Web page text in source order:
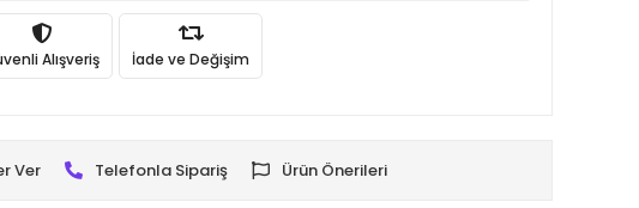
Alışveriş İade ve Değişim
Ver Telefonla Sipariş Ürün Önerileri